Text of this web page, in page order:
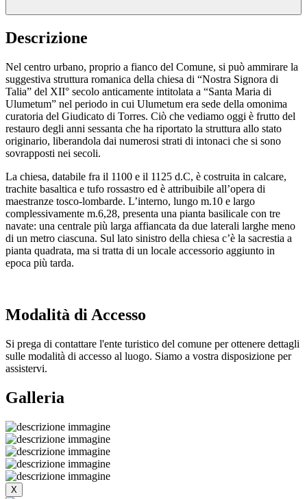
Descrizione
Nel centro urbano, proprio a fianco del Comune, si può ammirare la
suggestiva struttura romanica della chiesa di “Nostra Signora di
Talia” del XII° secolo anticamente intitolata a “Santa Maria di
Ulumetum” nel periodo in cui Ulumetum era sede della omonima
curatoria del Giudicato di Torres. Ciò che vediamo oggi è frutto del
restauro degli anni sessanta che ha riportato la struttura allo stato
originario, liberandola dai numerosi strati di intonaci che si sono
sovrapposti nei secoli.
La chiesa, databile fra il 1100 e il 1125 d.C, è costruita in calcare,
trachite basaltica e tufo rossastro ed è attribuibile all’opera di
maestranze tosco-lombarde. L’interno, lungo m.10 e largo
complessivamente m.6,28, presenta una pianta basilicale con tre
navate: una centrale più larga affiancata da due laterali larghe meno
di un metro ciascuna. Sul lato sinistro della chiesa c’è la sacrestia a
pianta quadrata, ma si tratta di un locale accessorio aggiunto in
epoca più tarda.
Modalità di Accesso
Si prega di contattare l'ente turistico del comune per ottenere dettagli
sulle modalità di accesso al luogo. Siamo a vostra disposizione per
assistervi.
Galleria
X